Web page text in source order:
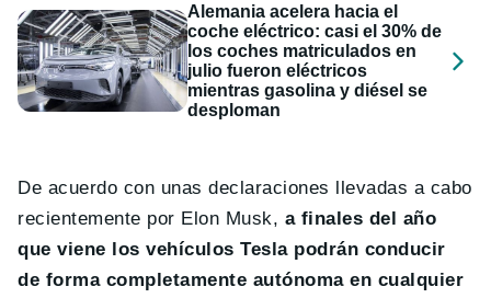
Alemania acelera hacia el
coche eléctrico: casi el 30% de
los coches matriculados en
julio fueron eléctricos
mientras gasolina y diésel se
desploman
De acuerdo con unas declaraciones llevadas a cabo
recientemente por Elon Musk, a finales del año
que viene los vehículos Tesla podrán conducir
de forma completamente autónoma en cualquier